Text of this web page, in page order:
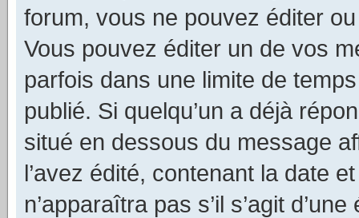
forum, vous ne pouvez éditer
Vous pouvez éditer un de vos
parfois dans une limite de
publié. Si quelqu’un a déjà
situé en dessous du message
l’avez édité, contenant la date
n’apparaîtra pas s’il s’agit